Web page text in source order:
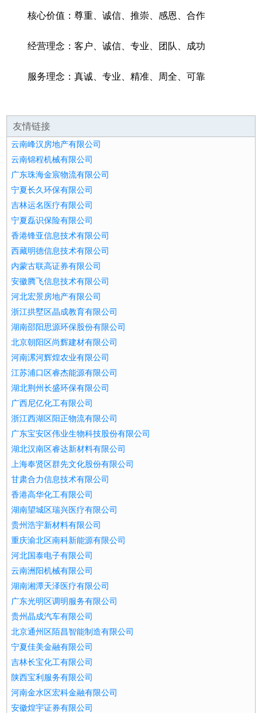
核心价值：尊重、诚信、推崇、感恩、合作
经营理念：客户、诚信、专业、团队、成功
服务理念：真诚、专业、精准、周全、可靠
友情链接
云南峰汉房地产有限公司
云南锦程机械有限公司
广东珠海金宸物流有限公司
宁夏长久环保有限公司
吉林运名医疗有限公司
宁夏磊识保险有限公司
香港锋亚信息技术有限公司
西藏明德信息技术有限公司
内蒙古联高证券有限公司
安徽腾飞信息技术有限公司
河北宏景房地产有限公司
浙江拱墅区晶成教育有限公司
湖南邵阳思源环保股份有限公司
北京朝阳区尚辉建材有限公司
河南漯河辉煌农业有限公司
江苏浦口区睿杰能源有限公司
湖北荆州长盛环保有限公司
广西尼亿化工有限公司
浙江西湖区阳正物流有限公司
广东宝安区伟业生物科技股份有限公司
湖北汉南区睿达新材料有限公司
上海奉贤区群先文化股份有限公司
甘肃合力信息技术有限公司
香港高华化工有限公司
湖南望城区瑞兴医疗有限公司
贵州浩宇新材料有限公司
重庆渝北区南科新能源有限公司
河北国泰电子有限公司
云南洲阳机械有限公司
湖南湘潭天泽医疗有限公司
广东光明区调明服务有限公司
贵州晶成汽车有限公司
北京通州区陌昌智能制造有限公司
宁夏佳美金融有限公司
吉林长宝化工有限公司
陕西宝利服务有限公司
河南金水区宏科金融有限公司
安徽煌宇证券有限公司